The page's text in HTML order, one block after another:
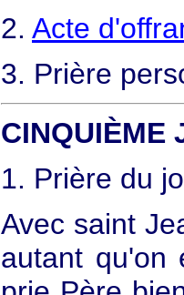
2. Acte
3. Prière
CINQUIÈME
1. Prière du
Avec saint
autant qu'on